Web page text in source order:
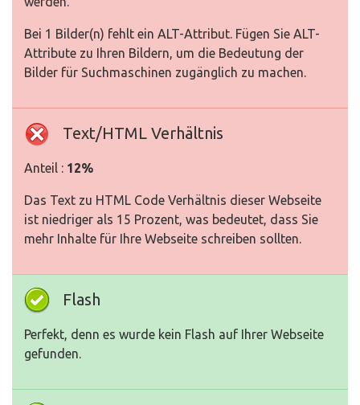
Bei 1 Bilder(n) fehlt ein ALT-Attribut. Fügen Sie ALT-
Attribute zu Ihren Bildern, um die Bedeutung der
Bilder für Suchmaschinen zugänglich zu machen.
Text/HTML Verhältnis
Anteil : 12%
Das Text zu HTML Code Verhältnis dieser Webseite
ist niedriger als 15 Prozent, was bedeutet, dass Sie
mehr Inhalte für Ihre Webseite schreiben sollten.
Flash
Perfekt, denn es wurde kein Flash auf Ihrer Webseite
gefunden.